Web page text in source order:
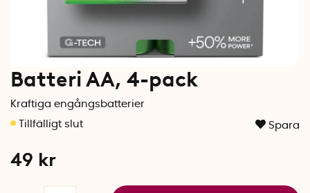
Batteri AA, 4-pack
Kraftiga engångsbatterier
Spara
49 kr